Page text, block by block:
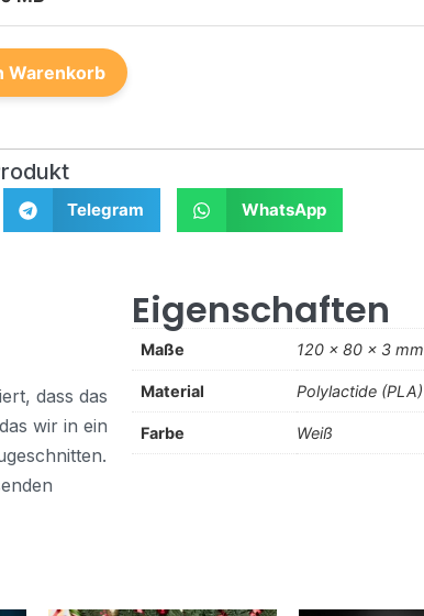
Warenkorb
Telegram WhatsApp
dass das
wir in ein
Eigenschaften
Maße 120 x 80 x 3 mm
Material Polylactide (PLA)
Farbe Weiß